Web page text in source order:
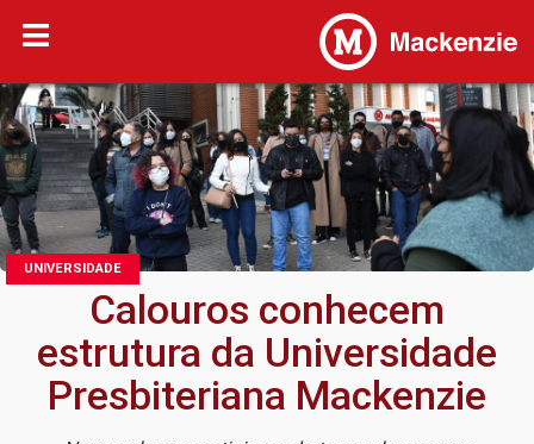
UNIVERSIDADE
Calouros conhecem
estrutura da Universidade
Presbiteriana Mackenzie